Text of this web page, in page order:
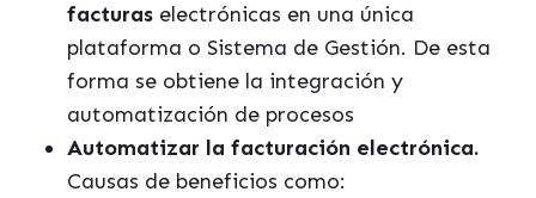
facturas electrónicas en una única
plataforma o Sistema de Gestión. De esta
forma se obtiene la integración y
automatización de procesos
Automatizar la facturación electrónica.
Causas de beneficios como: